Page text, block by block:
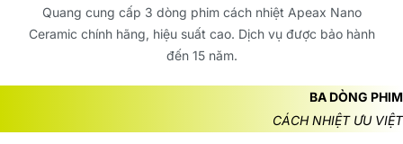
Quang cung cấp 3 dòng phim cách nhiệt Apeax Nano
Ceramic chính hãng, hiệu suất cao. Dịch vụ được bảo hành
đến 15 năm.
BA DÒNG PHIM
CÁCH NHIỆT ƯU VIỆT